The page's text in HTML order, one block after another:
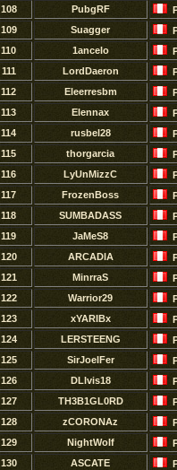
108
PubgRF
109
Suagger
110
1ancelo
111
LordDaeron
112
Eleerresbm
113
Elennax
114
rusbel28
115
thorgarcia
116
LyUnMizzC
117
FrozenBoss
118
SUMBADASS
119
JaMeS8
120
ARCADlA
121
MinrraS
122
Warrior29
123
xYARIBx
124
LERSTEENG
125
SirJoelFer
126
DLlvis18
127
TH3B1GL0RD
128
zCORONAz
129
NightWoIf
130
ASCATE